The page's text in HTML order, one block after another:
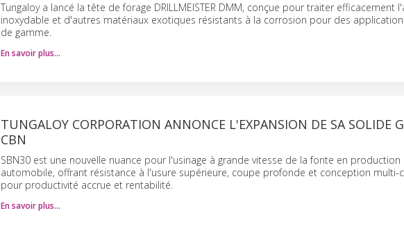
Tungaloy a lancé la tête de forage DRILLMEISTER DMM, conçue pour traiter efficacement
inoxydable et d'autres matériaux exotiques résistants à la corrosion pour des
de gamme.
En savoir plus…
TUNGALOY CORPORATION ANNONCE L'EXPANSION DE SA SOLIDE
CBN
SBN30 est une nouvelle nuance pour l'usinage à grande vitesse de la fonte en production
automobile, offrant résistance à l'usure supérieure, coupe profonde et conception multi-
pour productivité accrue et rentabilité.
En savoir plus…